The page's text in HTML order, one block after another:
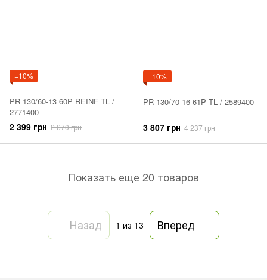
−10%
PR 130/60-13 60P REINF TL /
2771400
2 399 грн 2 670 грн
−10%
PR 130/70-16 61P TL / 2589400
3 807 грн 4 237 грн
Показать еще 20 товаров
Назад 1 из 13 Вперед